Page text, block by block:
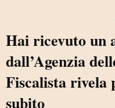
Hai ricevuto un
dall’Agenzia
Fiscalista rivela
subito